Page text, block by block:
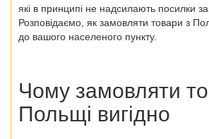
які в принципі не надсилають посилки за
Розповідаємо, як замовляти товари з
до вашого населеного пункту.
Чому замовляти
Польщі вигідно